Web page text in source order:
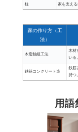
柱 家を支える
家の作り方（工
法）
木造軸組工法
木材
いる。
鉄筋コンクリート造
鉄筋
持つ。
用語